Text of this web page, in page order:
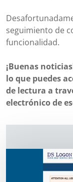
seguimiento de
funcionalidad.
¡Buenas
lo que puedes
de lectura a
electrónico de